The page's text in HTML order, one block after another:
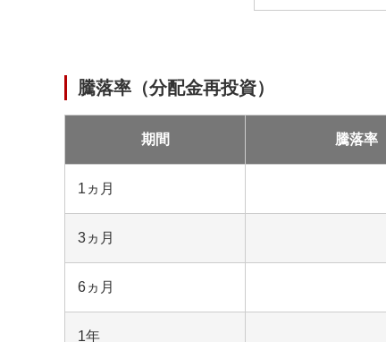
騰落率（分配金再投資）
期間 騰落率
1ヵ月
3ヵ月
6ヵ月
1年